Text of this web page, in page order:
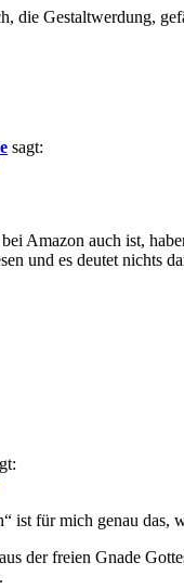
die Gestaltwerdung,
sagt:
Amazon auch ist,
und es deutet nichts
ist für mich genau das,
der freien Gnade